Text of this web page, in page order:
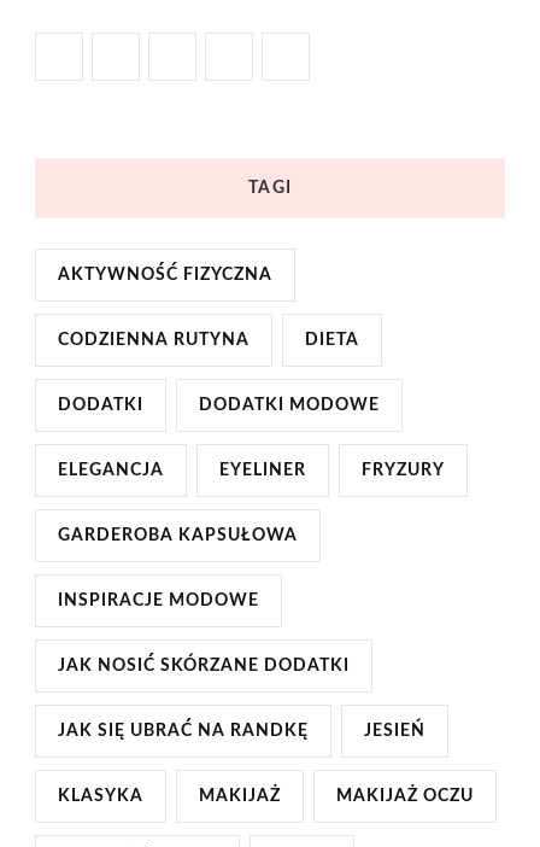
TAGI
AKTYWNOŚĆ FIZYCZNA
CODZIENNA RUTYNA DIETA
DODATKI DODATKI MODOWE
ELEGANCJA EYELINER FRYZURY
GARDEROBA KAPSUŁOWA
INSPIRACJE MODOWE
JAK NOSIĆ SKÓRZANE DODATKI
JAK SIĘ UBRAĆ NA RANDKĘ JESIEŃ
KLASYKA MAKIJAŻ MAKIJAŻ OCZU